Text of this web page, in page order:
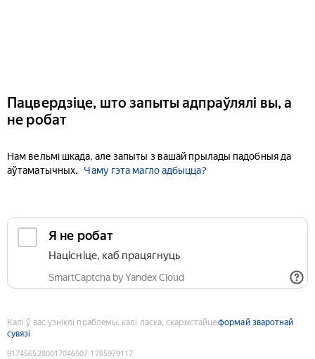
Пацвердзіце, што запыты адпраўлялі вы, а
не робат
Нам вельмі шкада, але запыты з вашай прылады падобныя да
аўтаматычных.
Чаму гэта магло адбыцца?
Я не робат
Націсніце, каб працягнуць
SmartCaptcha by Yandex Cloud
Калі ў вас узніклі праблемы, калі ласка, скарыстайцеформай зваротнай
сувязі
9174565280017046507:1785979117